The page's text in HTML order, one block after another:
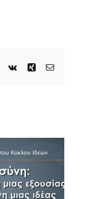
Pinterest
Vk Xing Email